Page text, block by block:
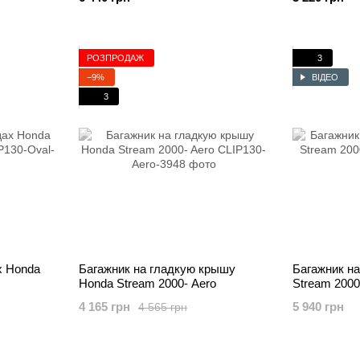
Honda
РОЗПРОДАЖ
−9%
3
Багажник на гладкую крышу
Honda Stream 2000- Aero
4 565 грн
4 165 грн
3
ВІДЕО
Багажник
Stream
5 940 грн